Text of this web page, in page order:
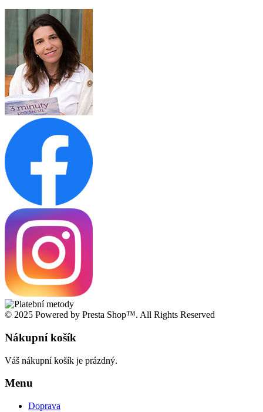
© 2025 Powered by Presta Shop™. All Rights Reserved
Nákupní košík
Váš nákupní košík je prázdný.
Menu
Doprava